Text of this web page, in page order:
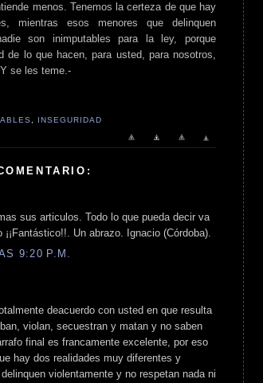
menos. Tenemos la certeza de que hay
mientras esos menores que delinquen
son inimputables para la ley, porque
de lo que hacen, para usted, para nosotros,
se les teme.-
INSEGURIDAD
sus articulos. Todo lo que pueda decir va
Un abrazo. Ignacio (Córdoba).
9:20 P.M.
deacuerdo con usted en que resulta
violan, secuestran y matan y no saben
final es francamente excelente, por eso
hay dos realidades muy diferentes y
violentamente y no respetan nada ni